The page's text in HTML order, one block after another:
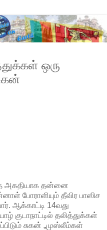
ஒரு
அகதியாக தன்னை
போராளியும் தீவிர பாஸிச
ஆக்காட்டி 14வது
குடாநாட்டில் தலித்துக்கள்
சுகன் „முஸ்லீம்கள்